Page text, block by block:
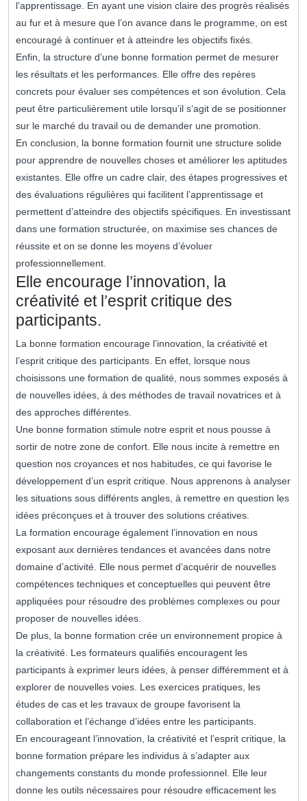
l’apprentissage. En ayant une vision claire des progrès réalisés
au fur et à mesure que l’on avance dans le programme, on est
encouragé à continuer et à atteindre les objectifs fixés.
Enfin, la structure d’une bonne formation permet de mesurer
les résultats et les performances. Elle offre des repères
concrets pour évaluer ses compétences et son évolution. Cela
peut être particulièrement utile lorsqu’il s’agit de se positionner
sur le marché du travail ou de demander une promotion.
En conclusion, la bonne formation fournit une structure solide
pour apprendre de nouvelles choses et améliorer les aptitudes
existantes. Elle offre un cadre clair, des étapes progressives et
des évaluations régulières qui facilitent l’apprentissage et
permettent d’atteindre des objectifs spécifiques. En investissant
dans une formation structurée, on maximise ses chances de
réussite et on se donne les moyens d’évoluer
professionnellement.
Elle encourage l’innovation, la
créativité et l’esprit critique des
participants.
La bonne formation encourage l’innovation, la créativité et
l’esprit critique des participants. En effet, lorsque nous
choisissons une formation de qualité, nous sommes exposés à
de nouvelles idées, à des méthodes de travail novatrices et à
des approches différentes.
Une bonne formation stimule notre esprit et nous pousse à
sortir de notre zone de confort. Elle nous incite à remettre en
question nos croyances et nos habitudes, ce qui favorise le
développement d’un esprit critique. Nous apprenons à analyser
les situations sous différents angles, à remettre en question les
idées préconçues et à trouver des solutions créatives.
La formation encourage également l’innovation en nous
exposant aux dernières tendances et avancées dans notre
domaine d’activité. Elle nous permet d’acquérir de nouvelles
compétences techniques et conceptuelles qui peuvent être
appliquées pour résoudre des problèmes complexes ou pour
proposer de nouvelles idées.
De plus, la bonne formation crée un environnement propice à
la créativité. Les formateurs qualifiés encouragent les
participants à exprimer leurs idées, à penser différemment et à
explorer de nouvelles voies. Les exercices pratiques, les
études de cas et les travaux de groupe favorisent la
collaboration et l’échange d’idées entre les participants.
En encourageant l’innovation, la créativité et l’esprit critique, la
bonne formation prépare les individus à s’adapter aux
changements constants du monde professionnel. Elle leur
donne les outils nécessaires pour résoudre efficacement les